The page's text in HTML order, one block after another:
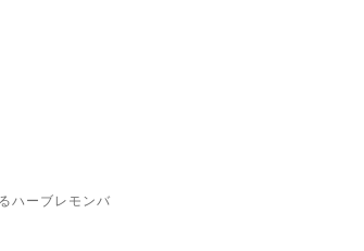
ハーブレモンバ